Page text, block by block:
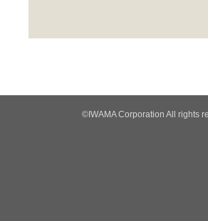
©IWAMA Corporation All rights